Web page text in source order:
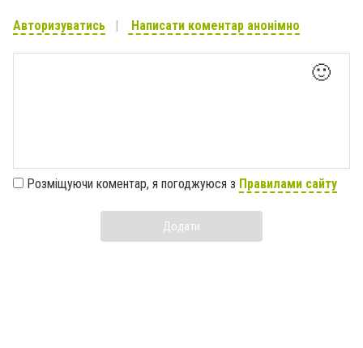
Авторизуватись Написати коментар анонімно
🙂
Розміщуючи коментар, я погоджуюся з Правилами сайту
Додати